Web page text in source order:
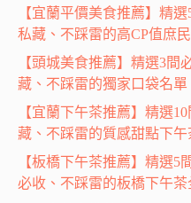
【宜蘭平價美食推薦】精
私藏、不踩雷的高CP值庶民
【頭城美食推薦】精選3間
藏、不踩雷的獨家口袋名單
【宜蘭下午茶推薦】精選
藏、不踩雷的質感甜點下午
【板橋下午茶推薦】精選5
必收、不踩雷的板橋下午茶